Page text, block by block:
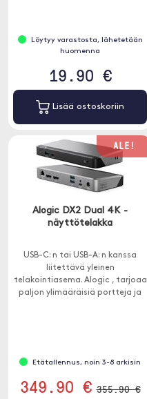
Löytyy varastosta, lähetetään
huomenna
19.90 €
Lisää ostoskoriin
ALE!
Alogic DX2 Dual 4K -
näyttötelakka
USB-C: n tai USB-A: n kanssa
liitettävä yleinen
telakointiasema. Alogic , tarjoaa
paljon ylimääräisiä portteja ja
Etätallennus, noin 3-8 arkisin
349.90 € 355.90 €